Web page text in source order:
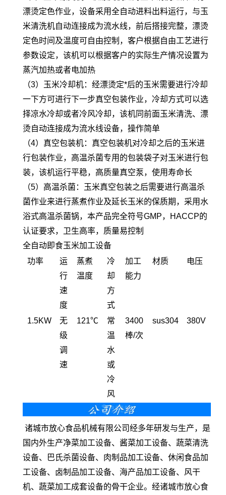
漂烫定色作业，设备采用全自动进料出料运行，与玉
米清洗机自动连接成为流水线，前后搭接完整，漂烫
定色时间及温度可自由控制，客户根据自由工艺进行
参数设定，该机可以根据客户的实际生产情况设置为
蒸汽加热或者电加热
（3）玉米冷却机：经漂烫定*后的玉米需要进行冷却
一下方可进行下一步真空包装作业，冷却方式可以选
择凉水冷却或者冷风冷却，该机同前面玉米清洗、漂
烫自动连接成为流水线设备，操作简单
（4）真空包装机：真空包装机对冷却之后的玉米进
行包装作业，高温杀菌专用的包装袋子对玉米进行包
装，该机运行平稳，高质量真空泵，使用寿命长
（5）高温杀菌：玉米真空包装之后需要进行高温杀
菌作业来进行蒸煮作业及延长玉米的保质期，采用水
浴式高温杀菌锅，本产品完全符号GMP，HACCP的
认证要求，卫生高率，质量易控制
全自动即食玉米加工设备
功率
运
行
速
度
蒸煮
温度
冷
却
方
式
加工
能力
材质 电压
1.5KW
无
级
调
速
121℃
常
温
水
或
冷
风
3400
棒/次
sus304 380V
诸城市放心食品机械有限公司经多年研发与生产，是
国内外生产净菜加工设备、酱菜加工设备、蔬菜清洗
设备、巴氏杀菌设备、肉制品加工设备、休闲食品加
工设备、卤制品加工设备、海产品加工设备、风干
机、蔬菜加工成套设备的骨干企业。经诸城市放心食